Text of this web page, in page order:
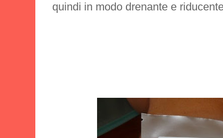
quindi in modo drenante e